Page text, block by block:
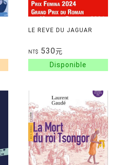
LE REVE DU JAGUAR
NT$ 530元